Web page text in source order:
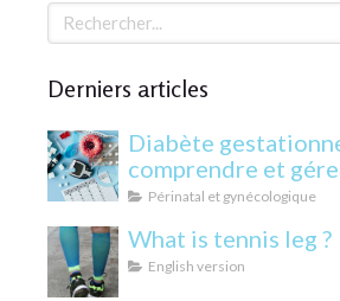
Rechercher
Derniers articles
Diabète
comprendre et
condition pendant
Périnatal et gynécologique
What is tennis leg ?
English version